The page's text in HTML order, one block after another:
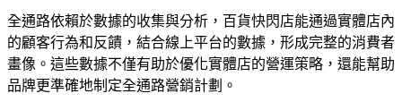
全通路依賴於數據的收集與分析，百貨快閃店能通過實體店內
的顧客行為和反饋，結合線上平台的數據，形成完整的消費者
畫像。這些數據不僅有助於優化實體店的營運策略，還能幫助
品牌更準確地制定全通路營銷計劃。